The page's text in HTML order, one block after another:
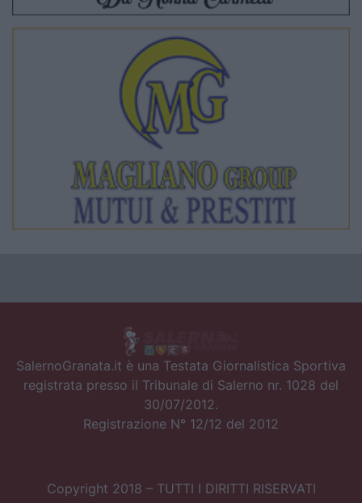
SalernoGranata.it è una Testata Giornalistica Sportiva
registrata presso il Tribunale di Salerno nr. 1028 del
30/07/2012.
Registrazione N° 12/12 del 2012
Copyright 2018 – TUTTI I DIRITTI RISERVATI